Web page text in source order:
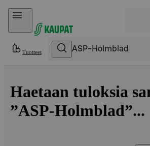
Hyppää sisältöön
Tuotteet
Haetaan tuloksia
”ASP-Holmblad”...